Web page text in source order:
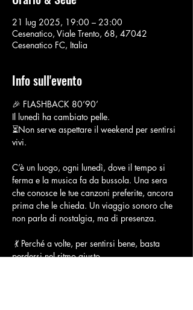
21 lug 2025, 19:00 – 23:00
Cesenatico, Viale Trento, 68, 47042
Cesenatico FC, Italia
Info sull'evento
🎉 FLASHBACK 80’90’
Il lunedì ha cambiato pelle.
⏳Non serve aspettare il weekend per sentirsi
vivi.
C’è un luogo, ogni lunedì, dove il tempo si
ferma e la musica fa da bussola. Una sera
che conosce le tue canzoni preferite, ancora
prima che le chieda. Un viaggio sonoro che
non parla di nostalgia, ma di presenza.
💃 Perché a volte, per sentirsi bene, basta
perdersi nel ritmo giusto.